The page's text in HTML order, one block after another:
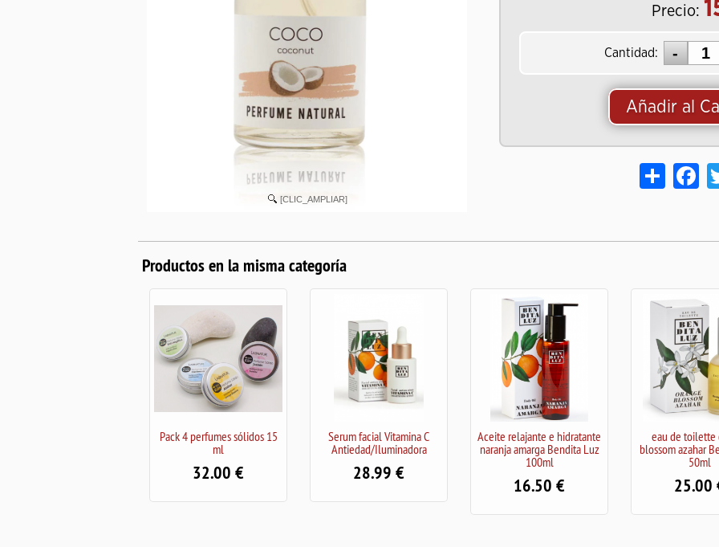
[CLIC_AMPLIAR]
Precio:
Cantidad:
Añadir al
Share
Productos en la misma categoría
Pack 4 perfumes sólidos 15
Serum facial Vitamina C
Antiedad/Iluminadora
Aceite relajante e hidratante
naranja amarga Bendita Luz
eau de toilette orange
blossom azahar Bendita Luz